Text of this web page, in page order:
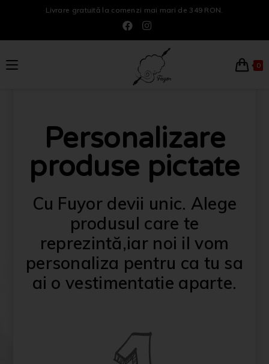
Livrare gratuită la comenzi mai mari de 349 RON.
0
Personalizare
produse pictate
Cu Fuyor devii unic. Alege
produsul care te
reprezintă,iar noi il vom
personaliza pentru ca tu sa
ai o vestimentatie aparte.